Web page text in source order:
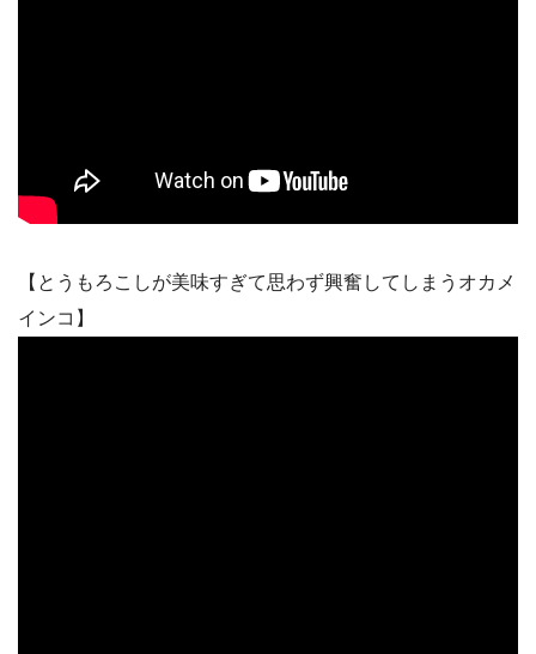
【とうもろこしが美味すぎて思わず興奮してしまうオカメ
インコ】